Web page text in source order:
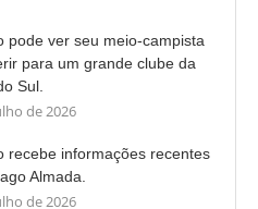
pode ver seu meio-campista
para um grande clube da
Sul.
de 2026
recebe informações recentes
Almada.
de 2026